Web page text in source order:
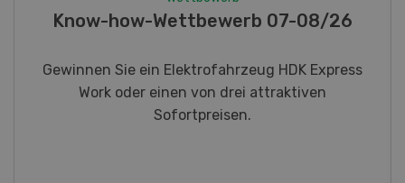
Fotorätsel 07-08/26
Gewinnen Sie eines von fünf LANDI
Taschenmessern